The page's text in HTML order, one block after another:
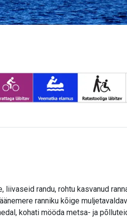
randu, rohtu kasvanud
ranniku kõige
kohati mööda metsa- ja